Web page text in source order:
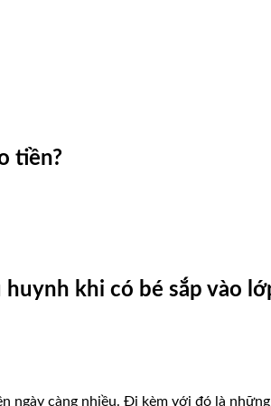
tiền?
khi có bé sắp vào
ngày càng nhiều. Đi kèm với đó là